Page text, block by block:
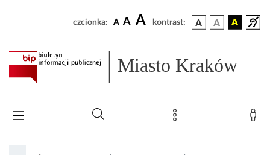
czcionka: A A A kontrast:
Miasto Kraków